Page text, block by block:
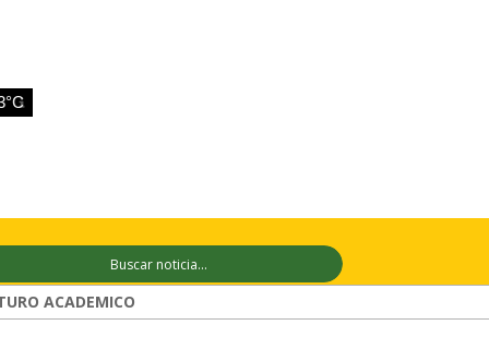
ACADEMICO